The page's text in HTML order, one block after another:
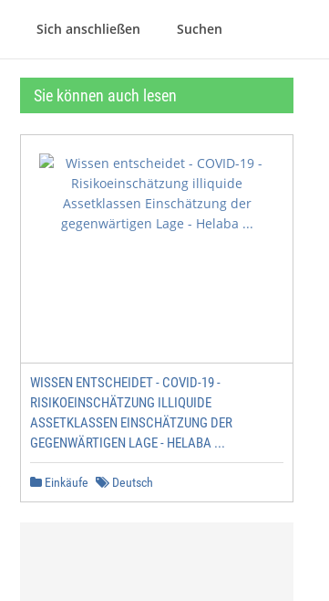
Sich anschließen Suchen
Sie können auch lesen
WISSEN ENTSCHEIDET - COVID-19 -
RISIKOEINSCHÄTZUNG ILLIQUIDE
ASSETKLASSEN EINSCHÄTZUNG DER
GEGENWÄRTIGEN LAGE - HELABA ...
Einkäufe Deutsch